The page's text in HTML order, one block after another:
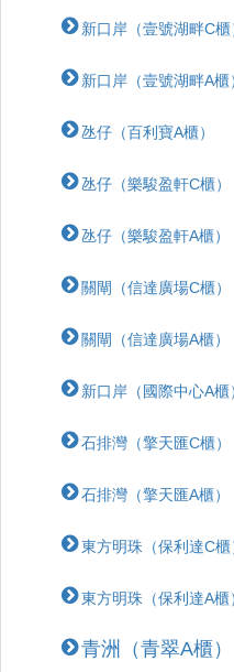
新口岸（壹號湖畔C櫃
新口岸（壹號湖畔A櫃
氹仔（百利寶A櫃）
氹仔（樂駿盈軒C櫃）
氹仔（樂駿盈軒A櫃）
關閘（信達廣場C櫃）
關閘（信達廣場A櫃）
新口岸（國際中心A櫃
石排灣（擎天匯C櫃）
石排灣（擎天匯A櫃）
東方明珠（保利達C櫃
東方明珠（保利達A櫃
青洲（青翠A櫃）